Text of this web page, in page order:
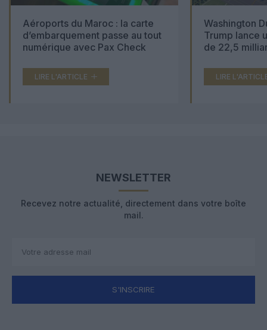
Aéroports du Maroc : la carte
d’embarquement passe au tout
numérique avec Pax Check
LIRE L'ARTICLE
Washington
Trump lance
de 22,5
LIRE
NEWSLETTER
Recevez notre actualité, directement dans votre boîte
mail.
S'INSCRIRE